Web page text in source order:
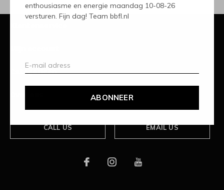
enthousiasme en energie maandag 10-08-26
versturen. Fijn dag! Team bbfl.nl
ABONNEER
Categorieën
CALL US EMAIL US